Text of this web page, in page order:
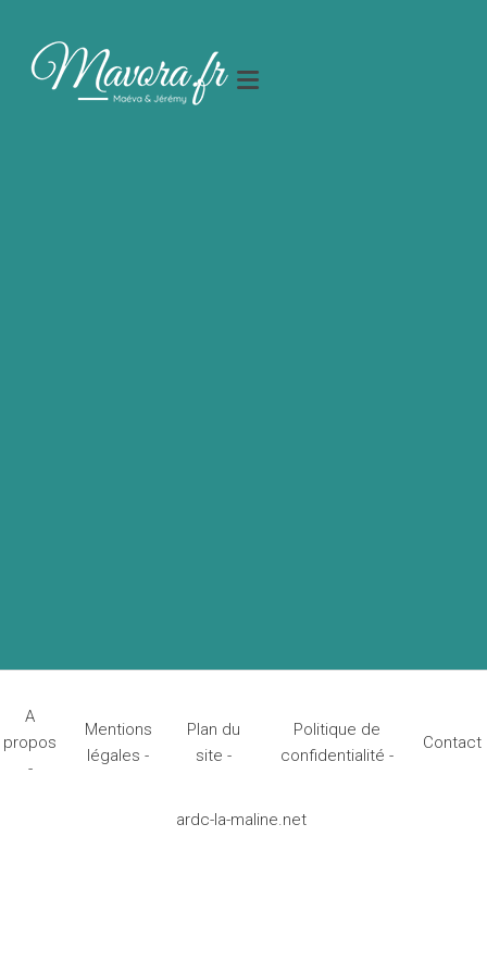
A
propos
-
Mentions
légales -
Plan du
site -
Politique de
confidentialité -
Contact
ardc-la-maline.net